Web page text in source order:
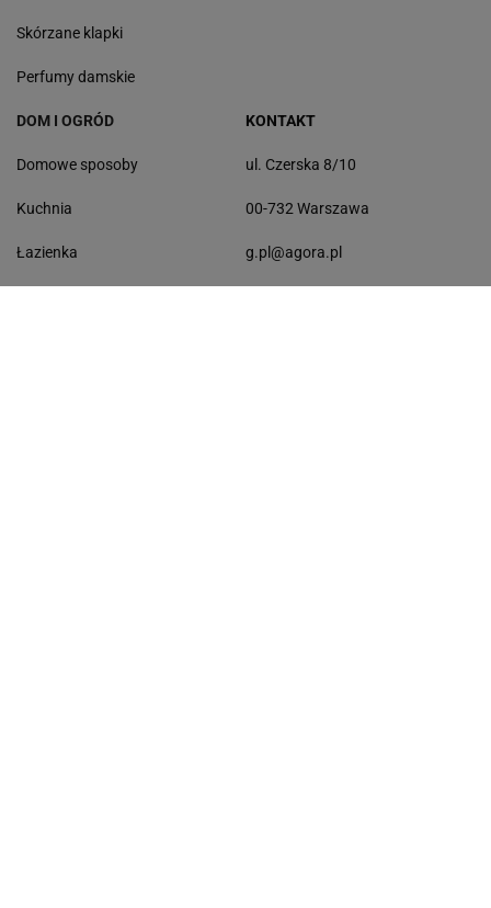
Skórzane klapki
Perfumy damskie
DOM I OGRÓD
Domowe sposoby
Kuchnia
Łazienka
KONTAKT
ul. Czerska 8/10
00-732 Warszawa
g.pl@agora.pl